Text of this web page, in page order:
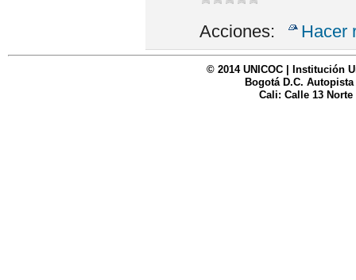
Acciones: Hacer
© 2014 UNICOC | Institución
Bogotá D.C. Autopista
Cali: Calle 13 Norte